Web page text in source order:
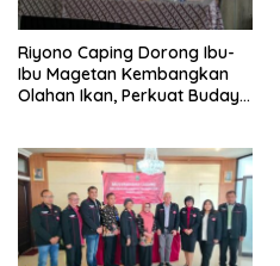
Riyono Caping Dorong Ibu-
Ibu Magetan Kembangkan
Olahan Ikan, Perkuat Budaya